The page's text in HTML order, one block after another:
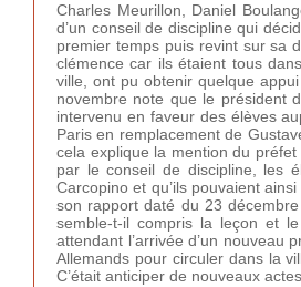
Charles Meurillon, Daniel
d’un conseil de discipline qui
premier temps puis revint sur sa
clémence car ils étaient tous
ville, ont pu obtenir quelque
novembre note que le président
intervenu en faveur des élèves
Paris en remplacement de
cela explique la mention du
par le conseil de discipline, les
Carcopino et qu’ils pouvaient
son rapport daté du 23
semble-t-il compris la leçon et
attendant l’arrivée d’un
Allemands pour circuler dans la
C’était anticiper de nouveaux